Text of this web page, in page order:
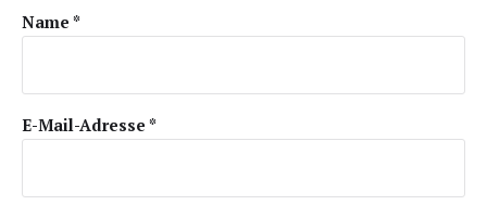
Name *
E-Mail-Adresse *